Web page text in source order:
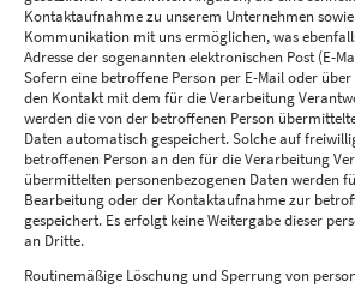
Kontaktaufnahme zu unserem Unternehmen
Kommunikation mit uns ermöglichen, was
Adresse der sogenannten elektronischen Post (E-
Sofern eine betroffene Person per E-Mail oder
den Kontakt mit dem für die Verarbeitung
werden die von der betroffenen Person
Daten automatisch gespeichert. Solche auf
betroffenen Person an den für die Verarbeitung
übermittelten personenbezogenen Daten werden
Bearbeitung oder der Kontaktaufnahme zur
gespeichert. Es erfolgt keine Weitergabe dieser
an Dritte.
Routinemäßige Löschung und Sperrung von